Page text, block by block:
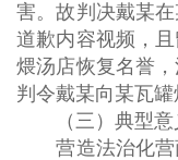
害。故判决戴某
道歉内容视频，
煨汤店恢复名誉
判令戴某向某瓦罐
（三）典型意
营造法治化营